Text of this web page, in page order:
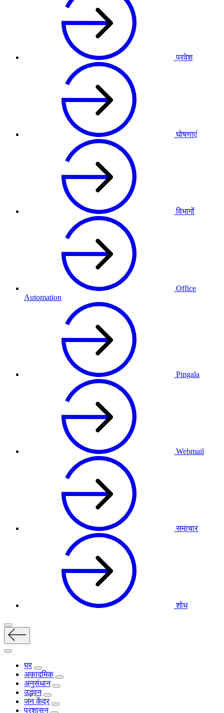
प्रवेश
घोषणाएं
विभागों
Office
Automation
Pingala
Webmail
समाचार
शोध
घर
अकादमिक
अनुसंधान
उद्भवन
जन केंद्र
प्रशासन